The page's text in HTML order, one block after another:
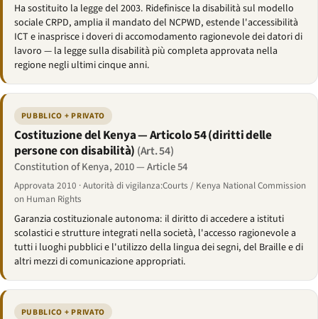
Ha sostituito la legge del 2003. Ridefinisce la disabilità sul modello
sociale CRPD, amplia il mandato del NCPWD, estende l'accessibilità
ICT e inasprisce i doveri di accomodamento ragionevole dei datori di
lavoro — la legge sulla disabilità più completa approvata nella
regione negli ultimi cinque anni.
PUBBLICO + PRIVATO
Costituzione del Kenya — Articolo 54 (diritti delle
persone con disabilità) (Art. 54)
Constitution of Kenya, 2010 — Article 54
Approvata 2010 · Autorità di vigilanza:Courts / Kenya National Commission
on Human Rights
Garanzia costituzionale autonoma: il diritto di accedere a istituti
scolastici e strutture integrati nella società, l'accesso ragionevole a
tutti i luoghi pubblici e l'utilizzo della lingua dei segni, del Braille e di
altri mezzi di comunicazione appropriati.
PUBBLICO + PRIVATO